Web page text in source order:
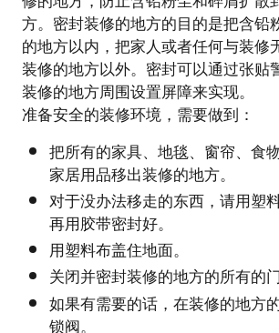
方。密封装修的地方的目的是把含铅
的地方以内，把家人或者任何与装修
装修的地方以外。密封可以通过张贴
装修的地方周围设置屏障来实现。
准备安全的装修环境，需要做到：
把所有的家具、地毯、窗帘、食
家居用品移出装修的地方。
对于没办法移走的东西，请用塑
再用胶带密封好。
用塑料布盖住地面。
关闭并密封装修的地方的所有的门
如果有需要的话，在装修的地方